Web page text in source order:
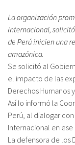
La organización
Internacional,
de Perú inicien una
amazónica.
Se solicitó al
el impacto de las
Derechos Humanos
Así lo informó la
Perú, al dialogar
Internacional en ese
La defensora de los